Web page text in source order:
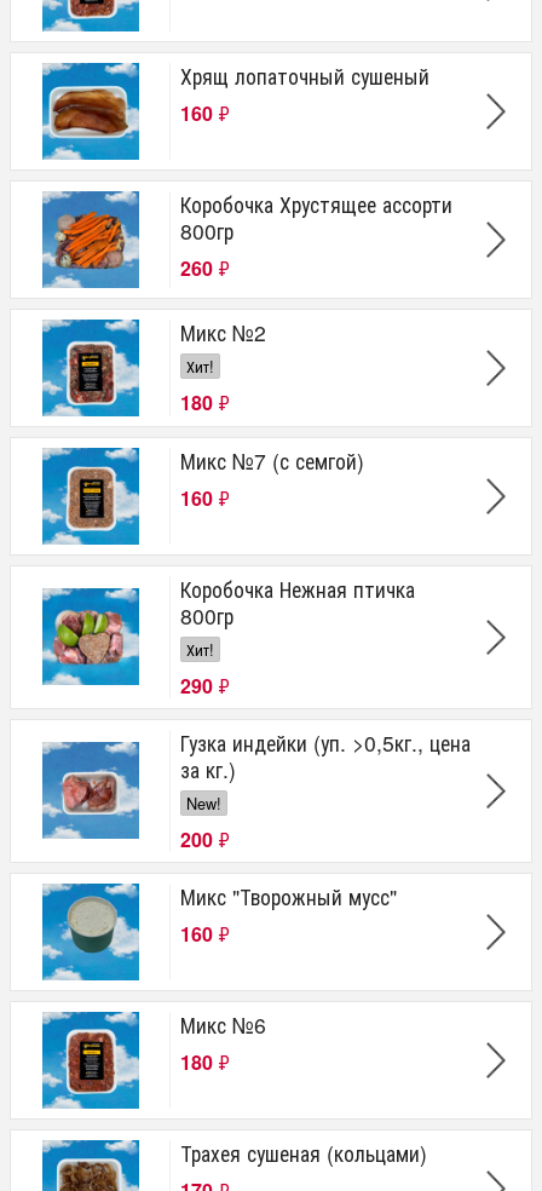
Хрящ лопаточный сушеный
160 ₽
Коробочка Хрустящее ассорти
800гр
260 ₽
Микс №2
Хит!
180 ₽
Микс №7 (с семгой)
160 ₽
Коробочка Нежная птичка
800гр
Хит!
290 ₽
Гузка индейки (уп. >0,5кг., цена
за кг.)
New!
200 ₽
Микс "Творожный мусс"
160 ₽
Микс №6
180 ₽
Трахея сушеная (кольцами)